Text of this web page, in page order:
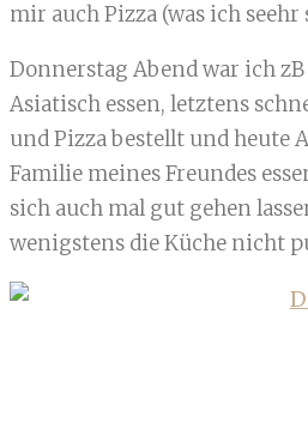
mir auch Pizza (was ich seehr
Donnerstag Abend war ich
Asiatisch essen, letztens
und Pizza bestellt und heute
Familie meines Freundes
sich auch mal gut gehen
wenigstens die Küche nicht